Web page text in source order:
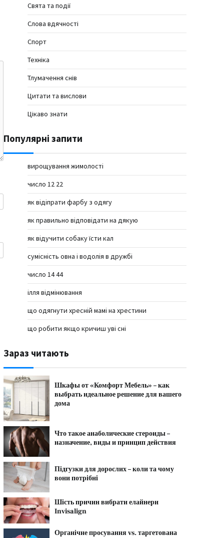
Свята та події
Слова вдячності
Спорт
Техніка
Тлумачення снів
Цитати та вислови
Цікаво знати
Популярні запити
вирощування жимолості
число 12 22
як відіпрати фарбу з одягу
як правильно відповідати на дякую
як відучити собаку їсти кал
сумісність овна і водолія в дружбі
число 14 44
ілля відмінювання
що одягнути хресній мамі на хрестини
що робити якщо кричиш уві сні
Зараз читають
Шкафы от «Комфорт Мебель» – как
выбрать идеальное решение для вашего
дома
Что такое анаболические стероиды –
назначение, виды и принцип действия
Підгузки для дорослих – коли та чому
вони потрібні
Шість причин вибрати елайнери
Invisalign
Органічне просування vs. таргетована